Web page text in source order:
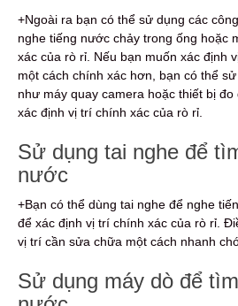
+Ngoài ra bạn có thể sử dụng các
nghe tiếng nước chảy trong ống hoặc
xác của rò rỉ. Nếu bạn muốn xác định
một cách chính xác hơn, bạn có thể
như máy quay camera hoặc thiết bị
xác định vị trí chính xác của rò rỉ.
Sử dụng tai nghe để
nước
+Bạn có thể dùng tai nghe để nghe
để xác định vị trí chính xác của rò rỉ.
vị trí cần sửa chữa một cách nhanh
Sử dụng máy dò để